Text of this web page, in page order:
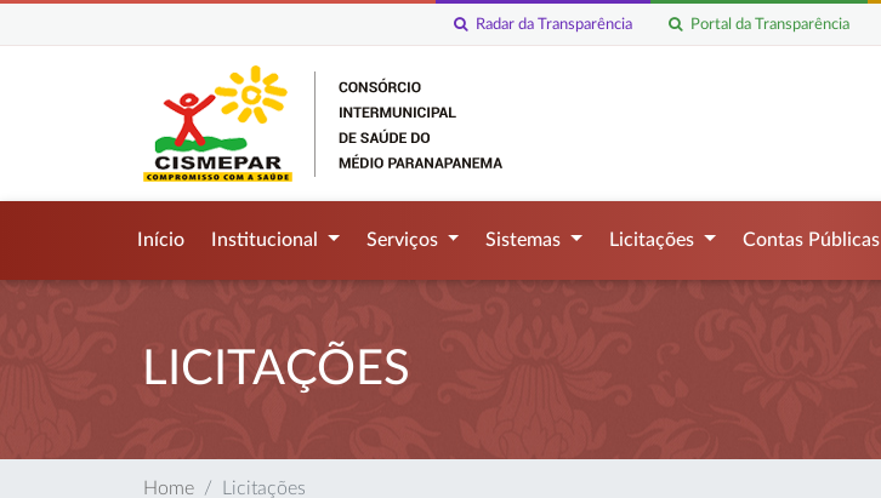
Portal da Transparência
Radar da Transparência
Início Institucional Serviços Sistemas Licitações Contas Públicas
LICITAÇÕES
Home Licitações